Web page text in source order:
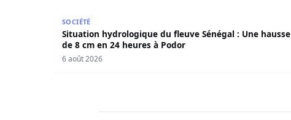
SOCIÉTÉ
Situation hydrologique du fleuve Sénégal : Une hausse
de 8 cm en 24 heures à Podor
6 août 2026